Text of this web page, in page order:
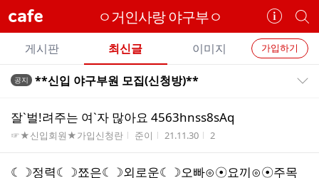
cafe ㅇ거인사랑 야구부ㅇ
카
페
정
보
개
별
카
페
검
카
페
메
뉴
가입하기
게시판 최신글 이미지
전
글
트
공지 **신입 야구부원 모집(신청방)**
잘`벌!려주는 여`자 많아요 4563hnss8sAq
게시판명
☞★신입회원★가입신청란 작성자
준이 작성시간
21.11.30 조회수
2
☾☽정력☾☽쬬은☾☽외로운☾☽오빠⊙☉요끼⊙☉주목